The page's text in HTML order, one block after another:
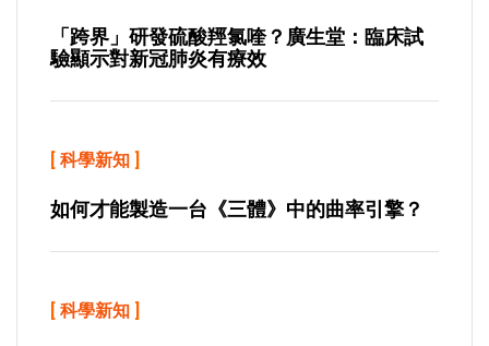
「跨界」研發硫酸羥氯喹？廣生堂：臨床試
驗顯示對新冠肺炎有療效
[ 科學新知 ]
如何才能製造一台《三體》中的曲率引擎？
[ 科學新知 ]